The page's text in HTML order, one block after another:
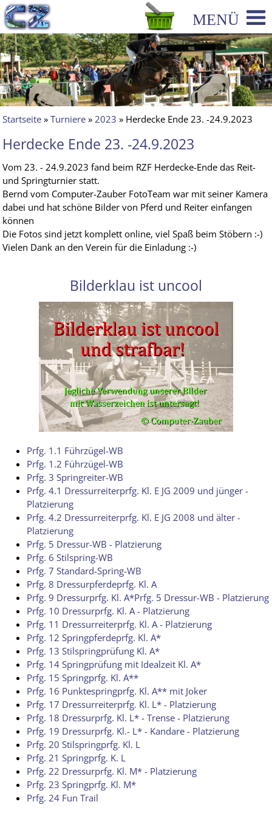
Startseite »Turniere »2023 » Herdecke Ende 23. -24.9.2023
Herdecke Ende 23. -24.9.2023
Vom 23. - 24.9.2023 fand beim RZF Herdecke-Ende das Reit-
und Springturnier statt.
Bernd vom Computer-Zauber FotoTeam war mit seiner Kamera
dabei und hat schöne Bilder von Pferd und Reiter einfangen
können
Die Fotos sind jetzt komplett online, viel Spaß beim Stöbern :-)
Vielen Dank an den Verein für die Einladung :-)
Bilderklau ist uncool
Prfg. 1.1 Führzügel-WB
Prfg. 1.2 Führzügel-WB
Prfg. 3 Springreiter-WB
Prfg. 4.1 Dressurreiterprfg. Kl. E JG 2009 und jünger -
Platzierung
Prfg. 4.2 Dressurreiterprfg. Kl. E JG 2008 und älter -
Platzierung
Prfg. 5 Dressur-WB - Platzierung
Prfg. 6 Stilspring-WB
Prfg. 7 Standard-Spring-WB
Prfg. 8 Dressurpferdeprfg. Kl. A
Prfg. 9 Dressurprfg. Kl. A*Prfg. 5 Dressur-WB - Platzierung
Prfg. 10 Dressurprfg. Kl. A - Platzierung
Prfg. 11 Dressurreiterprfg. Kl. A - Platzierung
Prfg. 12 Springpferdeprfg. Kl. A*
Prfg. 13 Stilspringprüfung Kl. A*
Prfg. 14 Springprüfung mit Idealzeit Kl. A*
Prfg. 15 Springprfg. Kl. A**
Prfg. 16 Punktespringprfg. Kl. A** mit Joker
Prfg. 17 Dressurreiterprfg. Kl. L* - Platzierung
Prfg. 18 Dressurprfg. Kl. L* - Trense - Platzierung
Prfg. 19 Dressurprfg. Kl.- L* - Kandare - Platzierung
Prfg. 20 Stilspringprfg. Kl. L
Prfg. 21 Springprfg. K. L
Prfg. 22 Dressurprfg. Kl. M* - Platzierung
Prfg. 23 Springprfg. Kl. M*
Prfg. 24 Fun Trail